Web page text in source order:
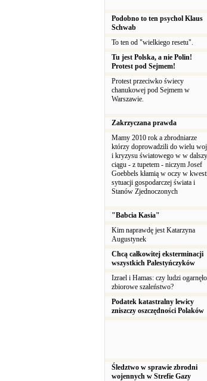
Podobno to ten psychol Klaus
Schwab
To ten od "wielkiego resetu".
Tu jest Polska, a nie Polin!
Protest pod Sejmem!
Protest przeciwko świecy
chanukowej pod Sejmem w
Warszawie.
Zakrzyczana prawda
Mamy 2010 rok a zbrodniarze
którzy doprowadzili do wielu
i kryzysu światowego w w
ciągu - z tupetem - niczym Josef
Goebbels kłamią w oczy w
sytuacji gospodarczej świata i
Stanów Zjednoczonych
"Babcia Kasia"
Kim naprawdę jest Katarzyna
Augustynek
Chcą całkowitej eksterminacji
wszystkich Palestyńczyków
Izrael i Hamas: czy ludzi ogarnęło
zbiorowe szaleństwo?
Podatek katastralny lewicy
zniszczy oszczędności Polaków
Śledztwo w sprawie zbrodni
wojennych w Strefie Gazy